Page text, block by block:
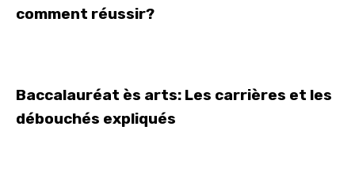
comment réussir?
Baccalauréat ès arts: Les carrières et les
débouchés expliqués